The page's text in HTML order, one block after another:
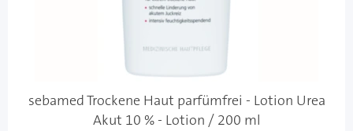
sebamed Trockene Haut parfümfrei - Lotion Urea
Akut 10 % - Lotion / 200 ml